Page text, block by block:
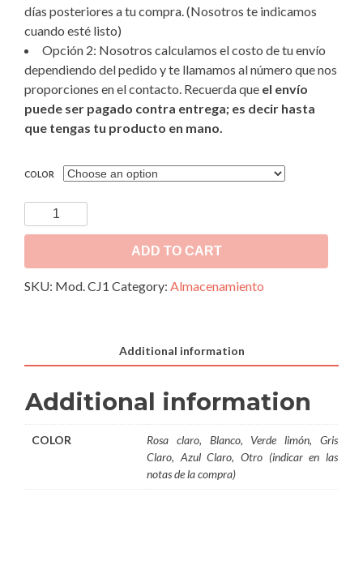
días posteriores a tu compra. (Nosotros te indicamos
cuando esté listo)
Opción 2: Nosotros calculamos el costo de tu envío
dependiendo del pedido y te llamamos al número que nos
proporciones en el contacto. Recuerda que el envío
puede ser pagado contra entrega; es decir hasta
que tengas tu producto en mano.
COLOR
Cajas
de
Mod.
CJ1
ADD TO CART
SKU: Mod. CJ1 Category: Almacenamiento
Additional information
Additional information
COLOR
Rosa claro, Blanco, Verde limón, Gris
Claro, Azul Claro, Otro (indicar en las
notas de la compra)